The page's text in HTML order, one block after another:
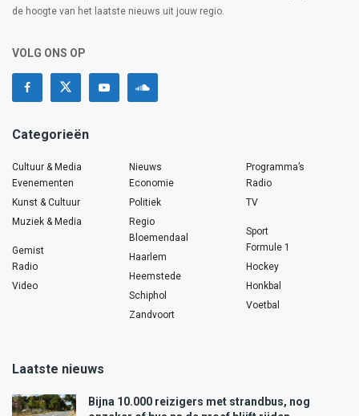
de hoogte van het laatste nieuws uit jouw regio.
VOLG ONS OP
Categorieën
Cultuur & Media
Evenementen
Kunst & Cultuur
Muziek & Media
Gemist
Radio
Video
Nieuws
Economie
Politiek
Regio
Bloemendaal
Haarlem
Heemstede
Schiphol
Zandvoort
Programma’s
Radio
TV
Sport
Formule 1
Hockey
Honkbal
Voetbal
Laatste nieuws
Bijna 10.000 reizigers met strandbus, nog